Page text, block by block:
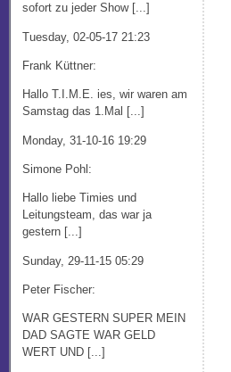
sofort zu jeder Show [...]
Tuesday, 02-05-17 21:23
Frank Küttner:
Hallo T.I.M.E. ies, wir waren am
Samstag das 1.Mal [...]
Monday, 31-10-16 19:29
Simone Pohl:
Hallo liebe Timies und
Leitungsteam, das war ja
gestern [...]
Sunday, 29-11-15 05:29
Peter Fischer:
WAR GESTERN SUPER MEIN
DAD SAGTE WAR GELD
WERT UND [...]